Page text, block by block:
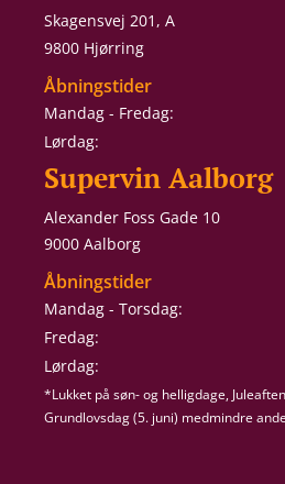
Skagensvej 201, A
9800 Hjørring
Åbningstider
Mandag - Fredag:
Lørdag:
Supervin Aalborg
Alexander Foss Gade 10
9000 Aalborg
Åbningstider
Mandag - Torsdag:
Fredag:
Lørdag:
*Lukket på søn- og helligdage,
Grundlovsdag (5. juni) medmindre